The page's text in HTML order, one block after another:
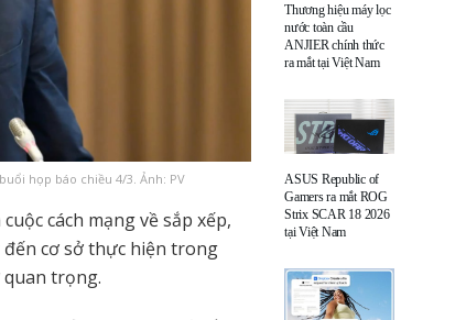
họp báo chiều 4/3. Ảnh: PV
cách mạng về sắp xếp,
cơ sở thực hiện trong
quan trọng.
Thương hiệu máy lọc
nước toàn cầu
ANJIER chính thức
ra mắt tại Việt Nam
ASUS Republic of
Gamers ra mắt ROG
Strix SCAR 18 2026
tại Việt Nam